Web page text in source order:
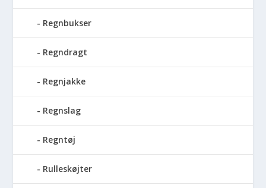
Regnbukser
Regndragt
Regnjakke
Regnslag
Regntøj
Rulleskøjter